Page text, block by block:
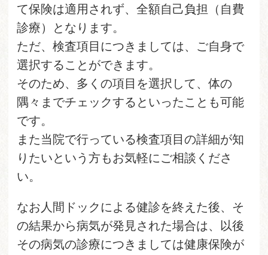
て保険は適用されず、全額自己負担（自費
診療）となります。
ただ、検査項目につきましては、ご自身で
選択することができます。
そのため、多くの項目を選択して、体の
隅々までチェックするといったことも可能
です。
また当院で行っている検査項目の詳細が知
りたいという方もお気軽にご相談くださ
い。
なお人間ドックによる健診を終えた後、そ
の結果から病気が発見された場合は、以後
その病気の診療につきましては健康保険が